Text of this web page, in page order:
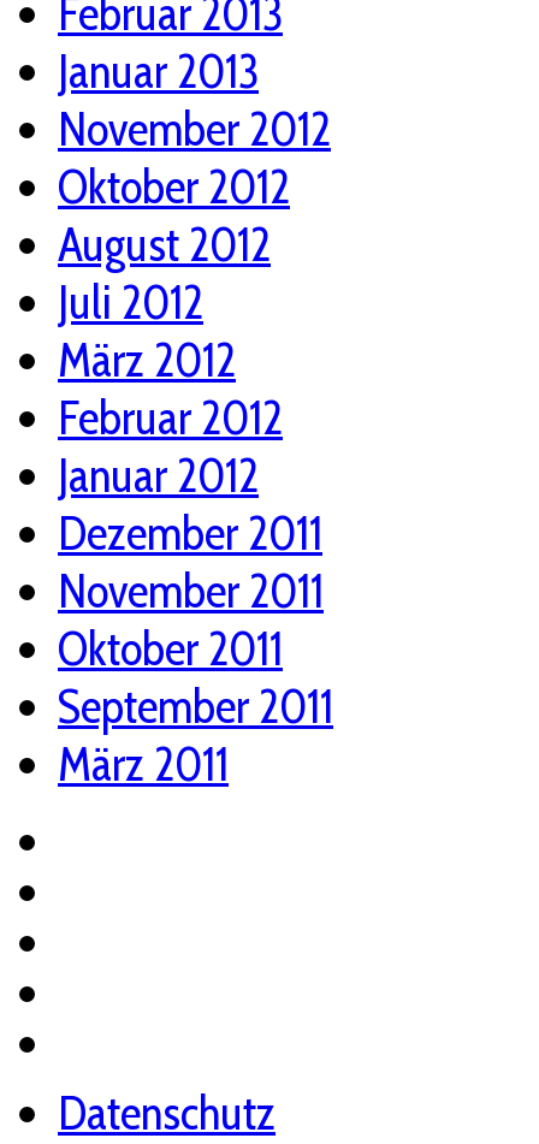
Februar 2013
Januar 2013
November 2012
Oktober 2012
August 2012
Juli 2012
März 2012
Februar 2012
Januar 2012
Dezember 2011
November 2011
Oktober 2011
September 2011
März 2011
Datenschutz